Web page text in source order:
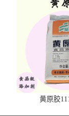
黄原胶